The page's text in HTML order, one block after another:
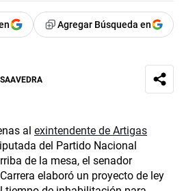
Agregar Búsqueda en
al exintendente de Artigas
del Partido Nacional
de la mesa, el senador
elaboró un proyecto de ley